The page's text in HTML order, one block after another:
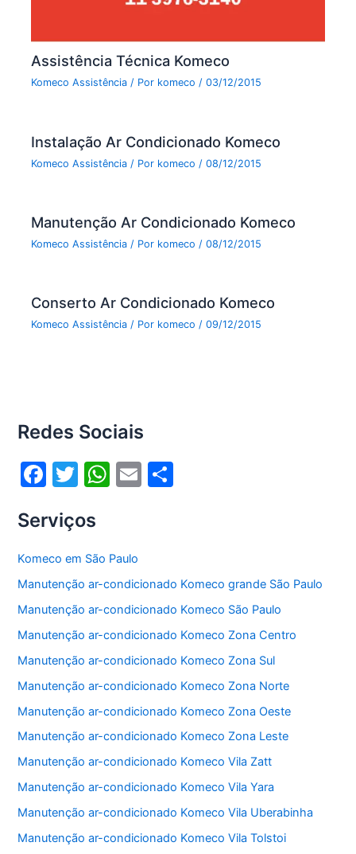
Assistência Técnica Komeco
Komeco Assistência / Por komeco/03/12/2015
Instalação Ar Condicionado Komeco
Komeco Assistência / Por komeco /08/12/2015
Manutenção Ar Condicionado Komeco
Komeco Assistência / Por komeco /08/12/2015
Conserto Ar Condicionado Komeco
Komeco Assistência / Por komeco/09/12/2015
Redes Sociais
F
c
e
b
o
o
k
T
itt
er
W
s
A
p
p
E
Serviços
Komeco em São Paulo
Manutenção ar-condicionado Komeco grande São Paulo
Manutenção ar-condicionado Komeco São Paulo
Manutenção ar-condicionado Komeco Zona Centro
Manutenção ar-condicionado Komeco Zona Sul
Manutenção ar-condicionado Komeco Zona Norte
Manutenção ar-condicionado Komeco Zona Oeste
Manutenção ar-condicionado Komeco Zona Leste
Manutenção ar-condicionado Komeco Vila Zatt
Manutenção ar-condicionado Komeco Vila Yara
Manutenção ar-condicionado Komeco Vila Uberabinha
Manutenção ar-condicionado Komeco Vila Tolstoi